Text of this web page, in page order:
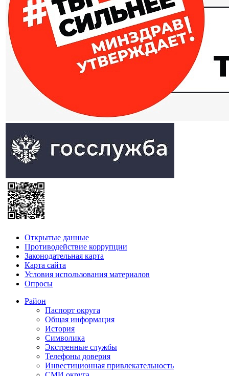
Открытые данные
Противодействие коррупции
Законодательная карта
Карта сайта
Условия использования материалов
Опросы
Район
Паспорт округа
Общая информация
История
Символика
Экстренные службы
Телефоны доверия
Инвестиционная привлекательность